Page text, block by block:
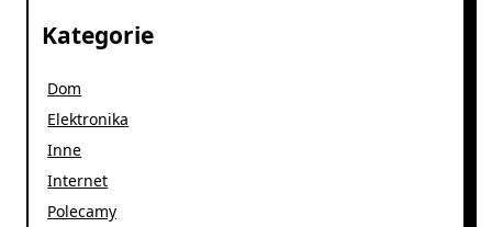
Kategorie
Dom
Elektronika
Inne
Internet
Polecamy